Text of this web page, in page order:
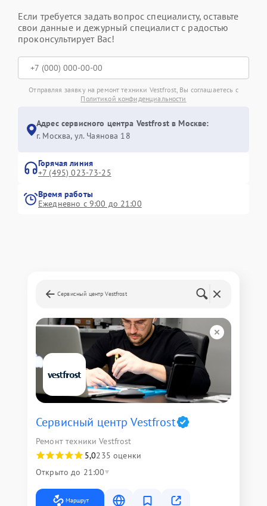
Если требуется задать вопрос специалисту, оставьте
свои данные и дежурный специалист с радостью
проконсультирует Вас!
Отправляя заявку на ремонт техники Vestfrost, Вы соглашаетесь с
Политикой конфиденциальности
Адрес сервисного центра Vestfrost в Москве:
г. Москва, ул. Чаянова 18
Горячая линия
+7 (495) 023-73-25
Время работы
Ежедневно с 9:00 до 21:00
Сервисный центр Vestfrost
Сервисный центр Vestfrost
Ремонт техники Vestfrost
5,0235 оценки
Открыто до 21:00
Маршрут